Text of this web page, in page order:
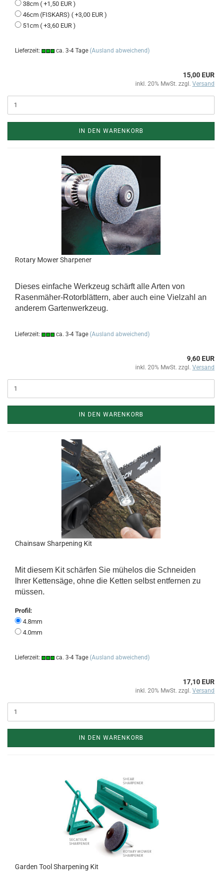
38cm ( +1,50 EUR )
46cm (FISKARS) ( +3,00 EUR )
51cm ( +3,60 EUR )
Lieferzeit: ca. 3-4 Tage (Ausland abweichend)
15,00 EUR
inkl. 20% MwSt. zzgl. Versand
IN DEN WARENKORB
Rotary Mower Sharpener
Dieses einfache Werkzeug schärft alle Arten von
Rasenmäher-Rotorblättern, aber auch eine Vielzahl an
anderem Gartenwerkzeug.
Lieferzeit: ca. 3-4 Tage (Ausland abweichend)
9,60 EUR
inkl. 20% MwSt. zzgl. Versand
IN DEN WARENKORB
Chainsaw Sharpening Kit
Mit diesem Kit schärfen Sie mühelos die Schneiden
Ihrer Kettensäge, ohne die Ketten selbst entfernen zu
müssen.
Profil:
4.8mm
4.0mm
Lieferzeit: ca. 3-4 Tage (Ausland abweichend)
17,10 EUR
inkl. 20% MwSt. zzgl. Versand
IN DEN WARENKORB
Garden Tool Sharpening Kit